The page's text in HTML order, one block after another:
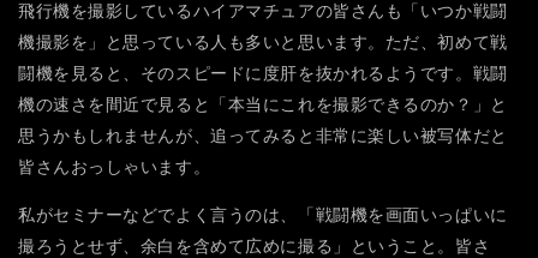
飛行機を撮影しているハイアマチュアの皆さんも「いつか戦闘
機撮影を」と思っている人も多いと思います。ただ、初めて戦
闘機を見ると、そのスピードに度肝を抜かれるようです。戦闘
機の速さを間近で見ると「本当にこれを撮影できるのか？」と
思うかもしれませんが、追ってみると非常に楽しい被写体だと
皆さんおっしゃいます。
私がセミナーなどでよく言うのは、「戦闘機を画面いっぱいに
撮ろうとせず、余白を含めて広めに撮る」ということ。皆さ